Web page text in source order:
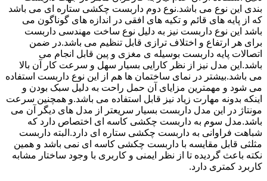
بندی این نوع می باشد.نوع دوم داربست چکشی ستاره ای می باشد
که از پایه های قائم و تکیه های افقی در اندازه های گوناگون می
باشد این نوع داربست نیز به دلیل نوع ساخت مهندسی داربست
برای هر ارتفاع و اختلاف ترازی قابل تنظیم می باشد.در ضمن
اتصالات پایه داربست بوسیله ی مغزی و پین قابل انجام می
باشد.این مدل نیز از نظر کارایی بسیار سهل و سرعت کار آن بالا
می باشد.بیشتر در نمای ساختمان ها هم از این نوع داربست استفاده
می شود و مهمترین مزایای آن حمل راحت به دلیل سبک بودن و
اینکه بدونه مهارت زیاد نیز قابل استفاده می باشد.و همچنین سرعت
مونتاژ در این مدل داربست بسیار سریعتر از مدل های دیگر آن می
باشد.مدل سوم به داربست چکشی کاسه ای اختصاص دارد که
شباهت فراوانی به داربست چکشی ستاره ای دارد.البته داربست
مثلثی قابل مقایسه با داربست چکشی کاسه ای نمی باشد و همین
نکته باعث گردیده تا از نظر ایمنی و کاربری با وجود ساختار مشابه
کاربرد کمتری دارد.